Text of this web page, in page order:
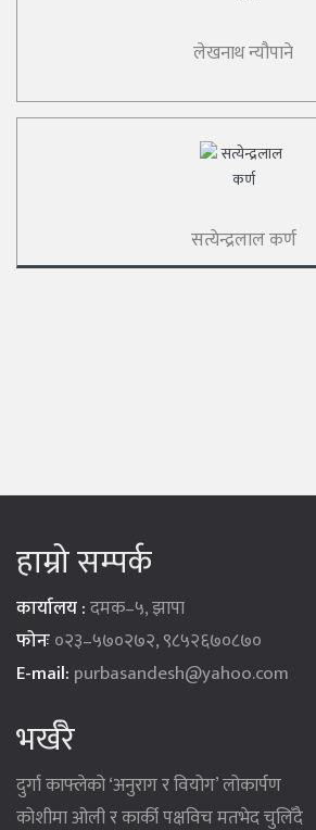
लेखनाथ न्यौपाने
सत्येन्द्रलाल कर्ण
हाम्रो सम्पर्क
कार्यालय :दमक–५, झापा
फोनः०२३–५७०२७२, ९८५२६७०८७०
E-mail: purbasandesh@yahoo.com
भर्खरै
दुर्गा काफ्लेको ‘अनुराग र वियोग’ लोकार्पण
कोशीमा ओली र कार्की पक्षविच मतभेद चुलिँदै